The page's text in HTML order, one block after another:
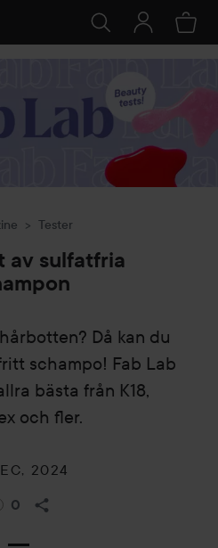
Tester
av sulfatfria
Då kan du
schampo! Fab Lab
bästa från K18,
och fler.
2024
0